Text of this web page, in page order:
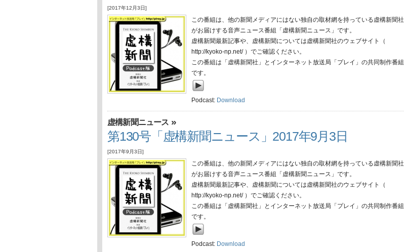
[2017年12月3日]
この番組は、他の新聞メディアにはない独自の取材網を持っている虚構新聞社
がお届けする音声ニュース番組「虚構新聞ニュース」です。
虚構新聞最新記事や、虚構新聞については虚構新聞社のウェブサイト（
http://kyoko-np.net/ ）でご確認ください。
この番組は「虚構新聞社」とインターネット放送局「プレイ」の共同制作番組
です。
Podcast: Download
虚構新聞ニュース »
第130号「虚構新聞ニュース」2017年9月3日
[2017年9月3日]
この番組は、他の新聞メディアにはない独自の取材網を持っている虚構新聞社
がお届けする音声ニュース番組「虚構新聞ニュース」です。
虚構新聞最新記事や、虚構新聞については虚構新聞社のウェブサイト（
http://kyoko-np.net/ ）でご確認ください。
この番組は「虚構新聞社」とインターネット放送局「プレイ」の共同制作番組
です。
Podcast: Download